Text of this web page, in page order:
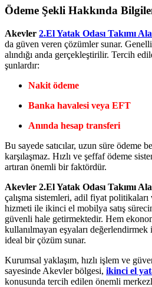
Ödeme Şekli Hakkında
Akevler 2.El Yatak Odası Takımı
da güven veren çözümler sunar.
alındığı anda gerçekleştirilir. Tercih
şunlardır:
Nakit ödeme
Banka havalesi veya EFT
Anında hesap transferi
Bu sayede satıcılar, uzun süre ödeme
karşılaşmaz. Hızlı ve şeffaf ödeme
artıran önemli bir faktördür.
Akevler 2.El Yatak Odası Takımı
çalışma sistemleri, adil fiyat politikaları
hizmeti ile ikinci el mobilya satış
güvenli hale getirmektedir. Hem
kullanılmayan eşyaları
ideal bir çözüm sunar.
Kurumsal yaklaşım, hızlı işlem ve
sayesinde Akevler bölgesi, ikinci el
konusunda tercih edilen önemli